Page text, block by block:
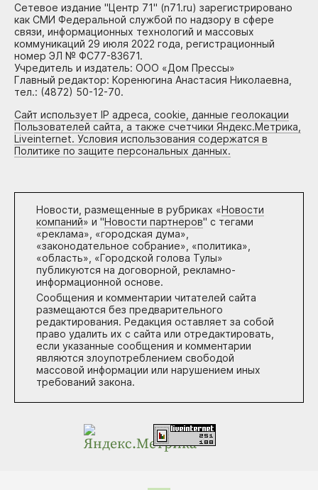
Сетевое издание "Центр 71" (n71.ru) зарегистрировано
как СМИ Федеральной службой по надзору в сфере
связи, информационных технологий и массовых
коммуникаций 29 июля 2022 года, регистрационный
номер ЭЛ № ФС77-83671.
Учредитель и издатель: ООО «Дом Прессы»
Главный редактор: Коренюгина Анастасия Николаевна,
тел.: (4872) 50-12-70.
Сайт использует IP адреса, cookie, данные геолокации
Пользователей сайта, а также счетчики Яндекс.Метрика,
Liveinternet. Условия использования содержатся в
Политике по защите персональных данных.
Новости, размещенные в рубриках «Новости
компаний» и "Новости партнеров" с тегами
«реклама», «городская дума»,
«законодательное собрание», «политика»,
«область», «Городской голова Тулы»
публикуются на договорной, рекламно-
информационной основе.
Сообщения и комментарии читателей сайта
размещаются без предварительного
редактирования. Редакция оставляет за собой
право удалить их с сайта или отредактировать,
если указанные сообщения и комментарии
являются злоупотреблением свободой
массовой информации или нарушением иных
требований закона.